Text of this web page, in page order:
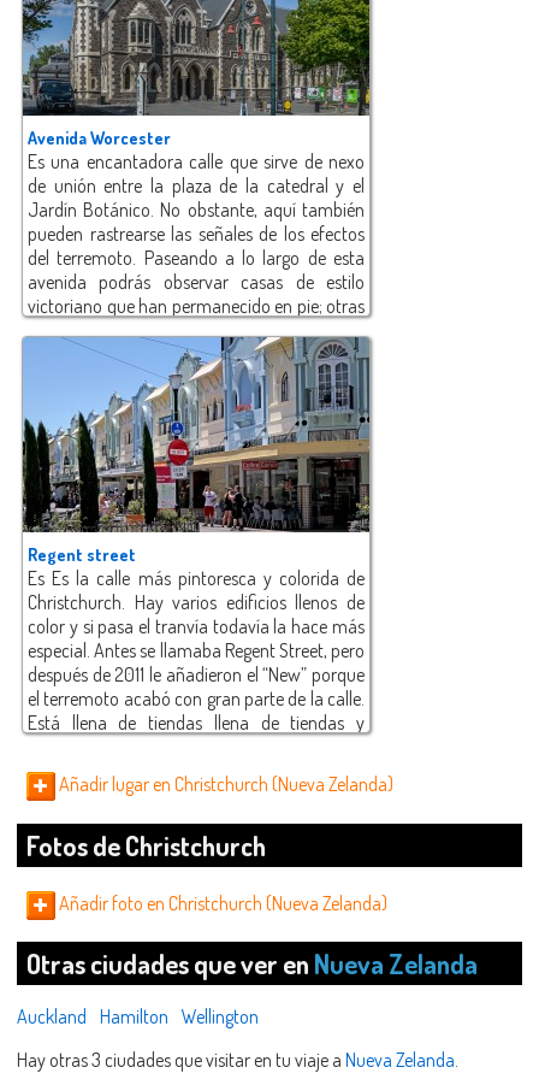
Avenida Worcester
Es una encantadora calle que sirve de nexo
de unión entre la plaza de la catedral y el
Jardín Botánico. No obstante, aquí también
pueden rastrearse las señales de los efectos
del terremoto. Paseando a lo largo de esta
avenida podrás observar casas de estilo
victoriano que han permanecido en pie; otras
se encuentran apuntaladas para evitar
derrumbes. Cabe añadir que la avenida se
encuentra situada justo en el centro artístico
de Christchurch, que actualmente está siendo
restaurado.
Regent street
Es Es la calle más pintoresca y colorida de
Christchurch. Hay varios edificios llenos de
color y si pasa el tranvía todavía la hace más
especial. Antes se llamaba Regent Street, pero
después de 2011 le añadieron el “New” porque
el terremoto acabó con gran parte de la calle.
Está llena de tiendas llena de tiendas y
Añadir lugar en Christchurch (Nueva Zelanda)
Fotos de Christchurch
Añadir foto en Christchurch (Nueva Zelanda)
Otras ciudades que ver en Nueva Zelanda
Auckland Hamilton Wellington
Hay otras 3 ciudades que visitar en tu viaje a Nueva Zelanda.